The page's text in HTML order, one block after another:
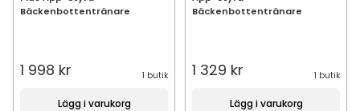
Bäckenbottentränare
1 998 kr 1 butik
Lägg i varukorg
Bäckenbottentränare
1 329 kr 1 butik
Lägg i varukorg